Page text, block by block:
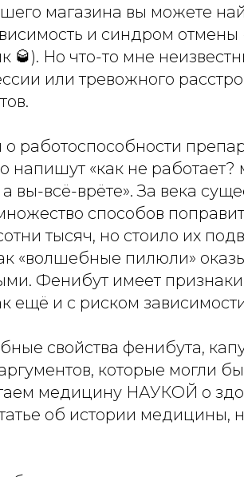
магазина вы можете
и синдром отмены
🥃). Но что-то мне
или тревожного
работоспособности
напишут «как не работает?
вы-всё-врёте». За века
способов
тысяч, но стоило их
«волшебные пилюли»
Фенибут имеет
ещё и с риском
свойства фенибута,
которые могли бы
медицину НАУКОЙ о
об истории медицины,